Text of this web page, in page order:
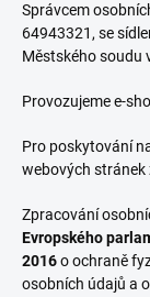
Správcem
64943321, se
Městského soudu
Provozujeme e-
Pro poskytování
webových stránek
Zpracování
Evropského
2016o ochraně
osobních údajů a